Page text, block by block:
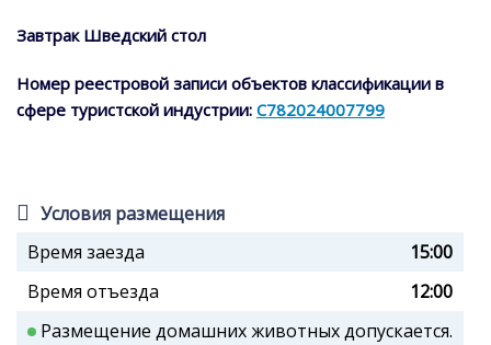
Завтрак Шведский стол
Номер реестровой записи объектов классификации в
сфере туристской индустрии: С782024007799
Условия размещения
Время заезда
15:00
Время отъезда
12:00
Размещение домашних животных допускается.